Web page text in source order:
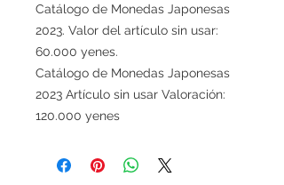
Catálogo de Monedas Japonesas
2023. Valor del artículo sin usar:
60.000 yenes.
Catálogo de Monedas Japonesas
2023 Artículo sin usar Valoración:
120.000 yenes